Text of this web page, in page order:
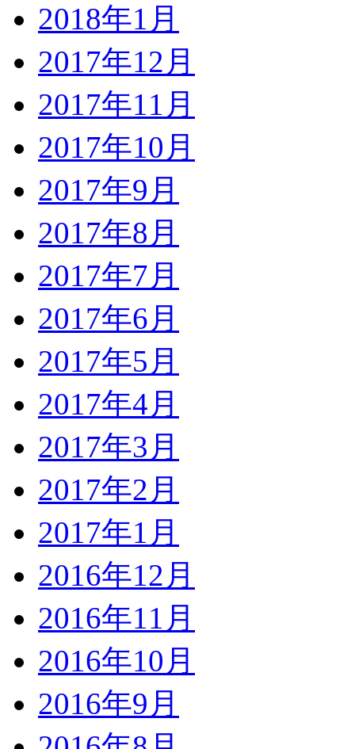
2018年1月
2017年12月
2017年11月
2017年10月
2017年9月
2017年8月
2017年7月
2017年6月
2017年5月
2017年4月
2017年3月
2017年2月
2017年1月
2016年12月
2016年11月
2016年10月
2016年9月